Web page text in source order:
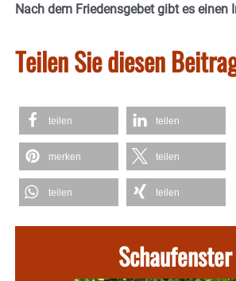
Nach dem Friedensgebet gibt es einen
Teilen Sie diesen
teilen teilen
merken teilen
teilen teilen
Schaufenster